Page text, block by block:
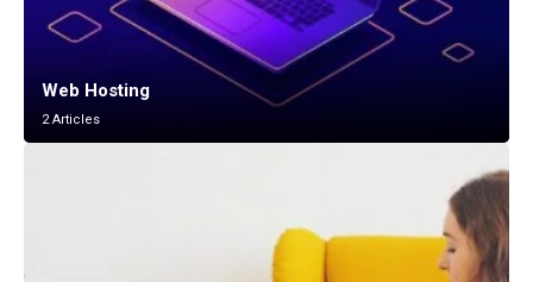
Web Hosting
2 Articles